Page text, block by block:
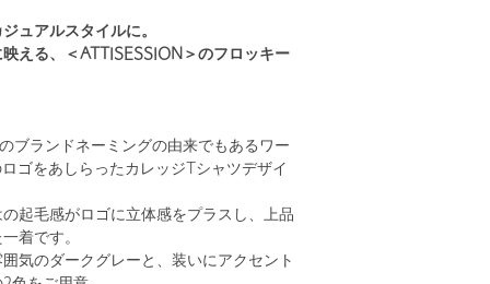
ュアルスタイルに。
える、＜ATTISESSION＞のフロッキー
ブランドネーミングの由来でもあるワー
ゴをあしらったカレッジTシャツデザイ
起毛感がロゴに立体感をプラスし、上品
着です。
気のダークグレーと、装いにアクセント